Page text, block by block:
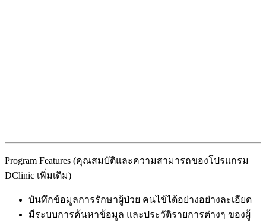
Program Features (คุณสมบัติและความสามารถของโปรแกรม
DClinic เพิ่มเติม)
บันทึกข้อมูลการรักษาผู้ป่วย คนไข้ได้อย่างอย่างละเอียด
มีระบบการค้นหาข้อมูล และประวัติรายการต่างๆ ของผู้